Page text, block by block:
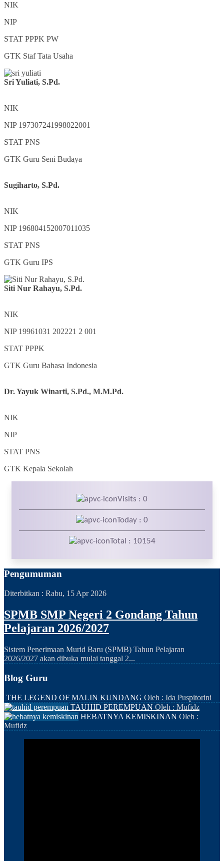
NIK
NIP
STAT PPPK PW
GTK Staf Tata Usaha
Sri Yuliati, S.Pd.
NIK
NIP 197307241998022001
STAT PNS
GTK Guru Seni Budaya
Sugiharto, S.Pd.
NIK
NIP 196804152007011035
STAT PNS
GTK Guru IPS
Siti Nur Rahayu, S.Pd.
NIK
NIP 19961031 202221 2 001
STAT PPPK
GTK Guru Bahasa Indonesia
Dr. Yayuk Winarti, S.Pd., M.M.Pd.
NIK
NIP
STAT PNS
GTK Kepala Sekolah
Visits : 0
Today : 0
Total : 10154
Pengumuman
Diterbitkan : Rabu, 15 Apr 2026
SPMB SMP Negeri 2 Gondang Tahun
Pelajaran 2026/2027
Sistem Penerimaan Murid Baru (SPMB) Tahun Pelajaran
2026/2027 akan dibuka mulai tanggal 2...
Blog Guru
THE LEGEND OF MALIN KUNDANG Oleh : Ida Puspitorini
TAUHID PEREMPUAN Oleh : Mufidz
HEBATNYA KEMISKINAN Oleh :
Mufidz